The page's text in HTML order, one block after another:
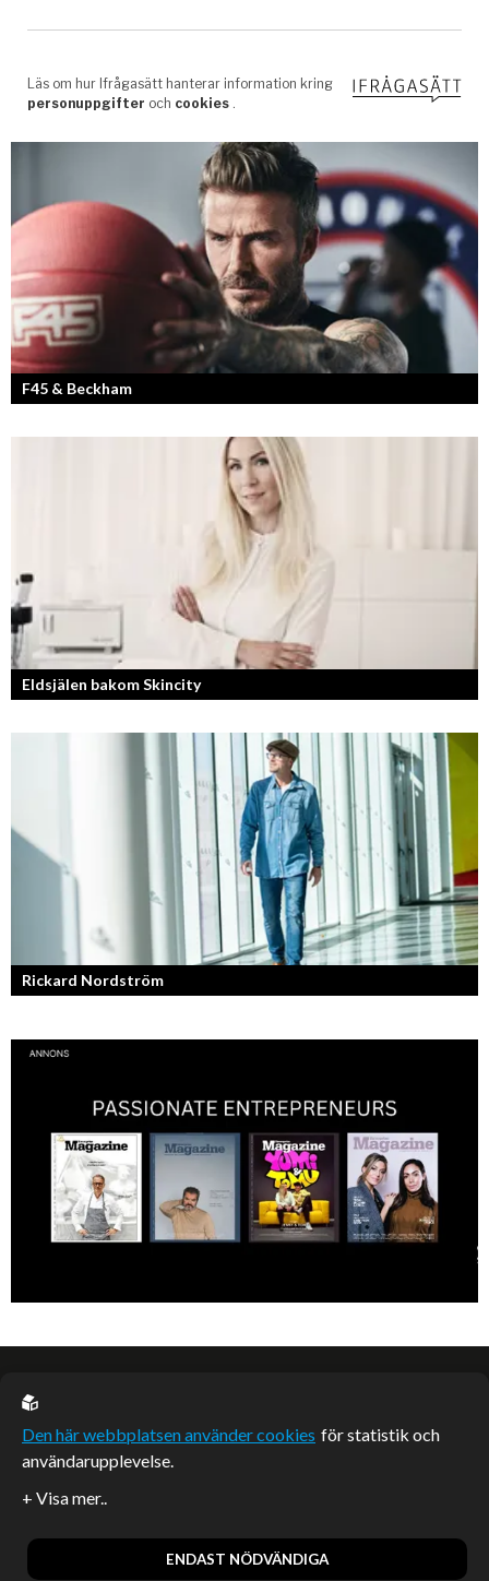
F45 & Beckham
F45 Training med partners som bland annat Mark Wahlberg och
David Beckham i spetsen har nått stora framgångar med sina
Eldsjälen bakom Skincity
Annica Forsgren Kjellman ligger bakom skönhetsimperiet Skincity –
professionell hudvård online.
Rickard Nordström
Läraren som omfamnar sociala medier.
EU casino
Artiklar publicerade på webbplatsen som inte är märkta
redaktionellt är betalda samarbeten.
Den här webbplatsen använder cookies för statistik och
användarupplevelse.
ENDAST NÖDVÄNDIGA